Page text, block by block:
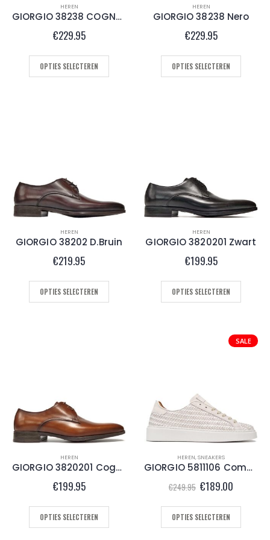
HEREN
GIORGIO 38238 COGNAC
€229.95
OPTIES SELECTEREN
HEREN
GIORGIO 38238 Nero
€229.95
OPTIES SELECTEREN
HEREN
GIORGIO 38202 D.Bruin
€219.95
OPTIES SELECTEREN
HEREN
GIORGIO 3820201 Zwart
€199.95
OPTIES SELECTEREN
HEREN
GIORGIO 3820201 Cognac
€199.95
OPTIES SELECTEREN
SALE
HEREN,SNEAKERS
GIORGIO 5811106 Combi White
€249.95 Oorspronkelijke
prijs
was:
€249.95.
€189.00Huidige
is:
OPTIES SELECTEREN